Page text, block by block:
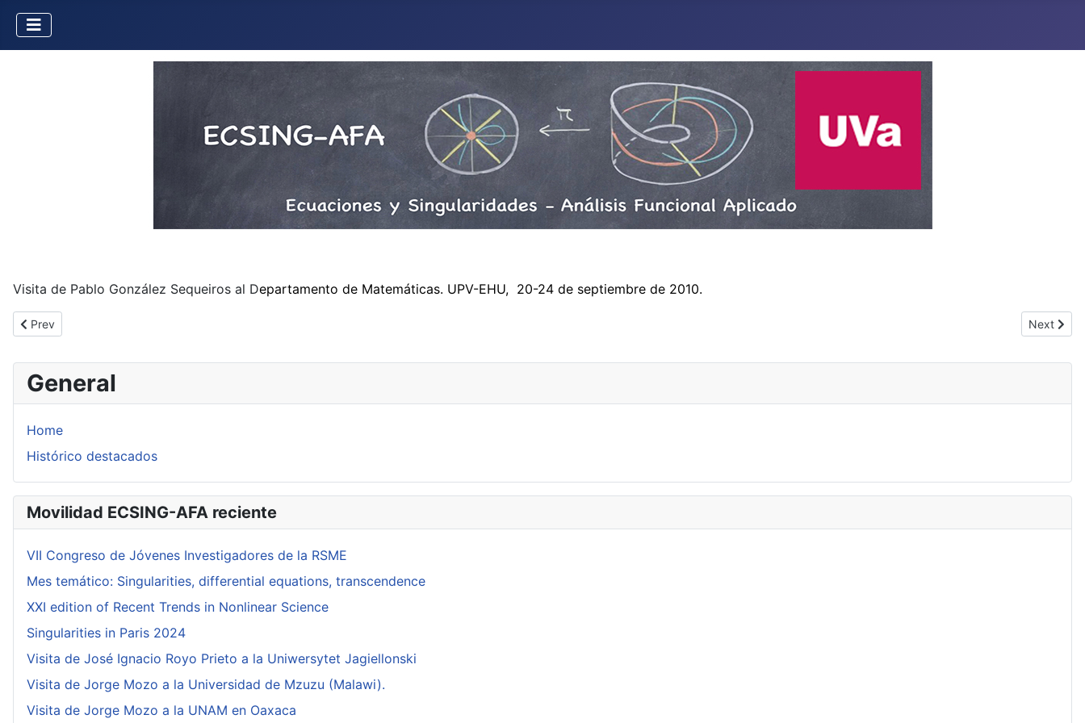
General
Home
Histórico destacados
Movilidad ECSING-AFA reciente
VII Congreso de Jóvenes Investigadores de la RSME
Mes temático: Singularities, differential equations, transcendence
XXI edition of Recent Trends in Nonlinear Science
Singularities in Paris 2024
Visita de José Ignacio Royo Prieto a la Uniwersytet Jagiellonski
Visita de Jorge Mozo a la Universidad de Mzuzu (Malawi).
Visita de Jorge Mozo a la UNAM en Oaxaca
Visita de Pablo González Sequeiros al Departamento de Matemáticas. UPV-EHU, 20-24 de septiembre de 2010.
Previous article: Misión de F. Alcalde a Rennes
Prev Next
Next